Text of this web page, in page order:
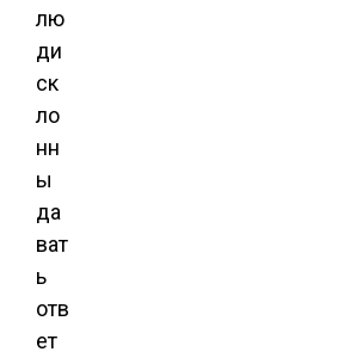
лю
ди
ск
ло
нн
ы
да
ват
ь
отв
ет